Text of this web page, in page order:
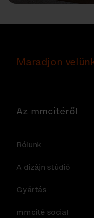
Maradjon
Az mmcitéről
Rólunk
A dizájn stúdió
Gyártás
mmcité social